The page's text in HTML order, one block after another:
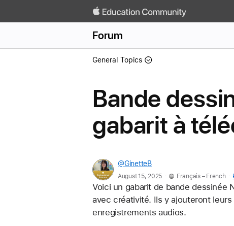
Forum
General Topics
Bande
gabarit à
@GinetteB
August 15, 2025 . Français – French .
Voici un gabarit de bande dessinée
avec créativité. Ils y ajouteront
enregistrements audios.